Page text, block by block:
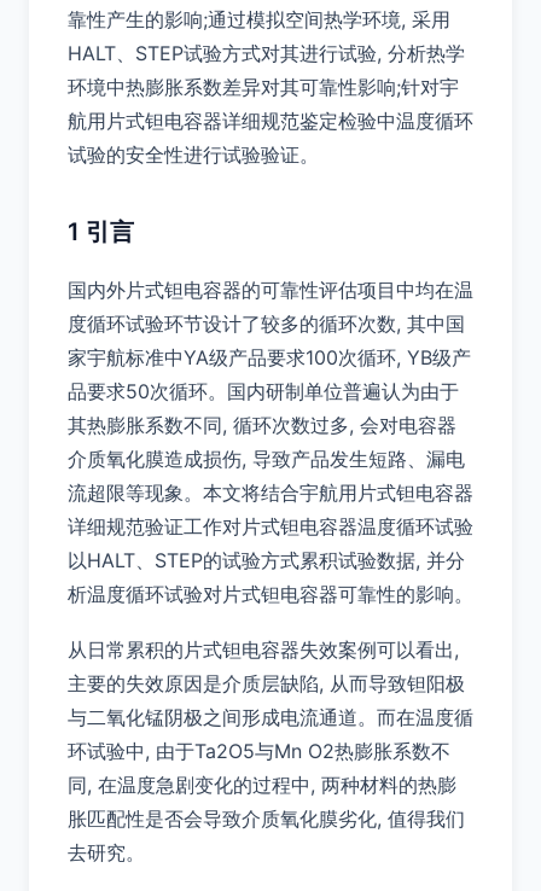
靠性产生的影响;通过模拟空间热学环境, 采用
HALT、STEP试验方式对其进行试验, 分析热学
环境中热膨胀系数差异对其可靠性影响;针对宇
航用片式钽电容器详细规范鉴定检验中温度循环
试验的安全性进行试验验证。
1 引言
国内外片式钽电容器的可靠性评估项目中均在温
度循环试验环节设计了较多的循环次数, 其中国
家宇航标准中YA级产品要求100次循环, YB级产
品要求50次循环。国内研制单位普遍认为由于
其热膨胀系数不同, 循环次数过多, 会对电容器
介质氧化膜造成损伤, 导致产品发生短路、漏电
流超限等现象。本文将结合宇航用片式钽电容器
详细规范验证工作对片式钽电容器温度循环试验
以HALT、STEP的试验方式累积试验数据, 并分
析温度循环试验对片式钽电容器可靠性的影响。
从日常累积的片式钽电容器失效案例可以看出,
主要的失效原因是介质层缺陷, 从而导致钽阳极
与二氧化锰阴极之间形成电流通道。而在温度循
环试验中, 由于Ta2O5与Mn O2热膨胀系数不
同, 在温度急剧变化的过程中, 两种材料的热膨
胀匹配性是否会导致介质氧化膜劣化, 值得我们
去研究。